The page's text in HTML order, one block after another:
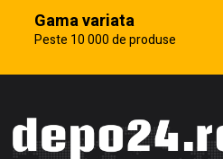
Gama variata
Peste 10 000 de produse